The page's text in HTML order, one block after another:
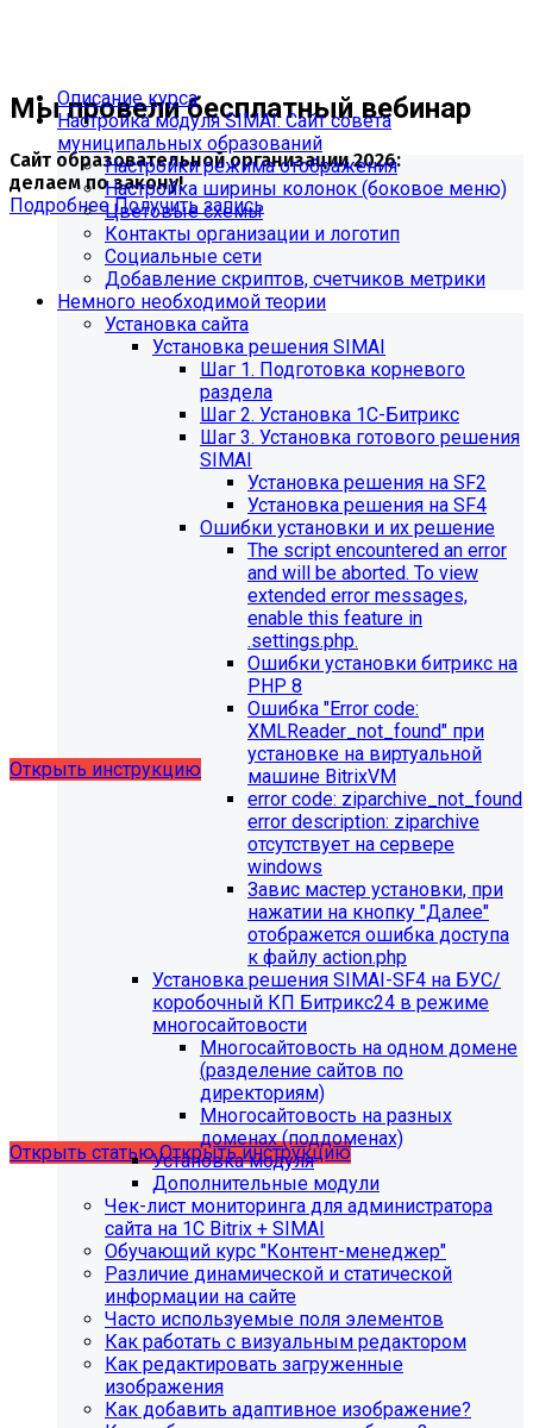
Мы провели бесплатный вебинар
Сайт образовательной организации 2026:
делаем по закону!
ПодробнееПолучить запись
Обновления в разделе
"Педагогический состав"
Для готовых решений, использующих модуль SIMAI-
SF4: Сведения об образовательной организации
выпущено обновление 1.14.11, согласно которому в
разделе "Педагогический состав"
можно разместить документ и скрыть таблицы.
Открыть инструкцию
будет ограничена поддержка продуктов на
PHP версии ниже 8.2.Рекомендуемая версия PHP - 8.4
будет ограничена поддержка продуктов на
MySql версии ниже 8.0.0.Рекомендуемая версия MySql
Открыть статьюОткрыть инструкцию
Мы подготовили чек-лист администратора сайта:
Описание курса
Настройка модуля SIMAI: Сайт совета
муниципальных образований
Настройки режима отображения
Настройка ширины колонок (боковое меню)
Цветовые схемы
Контакты организации и логотип
Социальные сети
Добавление скриптов, счетчиков метрики
Немного необходимой теории
Установка сайта
Установка решения SIMAI
Шаг 1. Подготовка корневого
раздела
Шаг 2. Установка 1С-Битрикс
Шаг 3. Установка готового решения
SIMAI
Установка решения на SF2
Установка решения на SF4
Ошибки установки и их решение
The script encountered an error
and will be aborted. To view
extended error messages,
enable this feature in
.settings.php.
Ошибки установки битрикс на
PHP 8
Ошибка "Error сode:
XMLReader_not_found" при
установке на виртуальной
машине BitrixVM
error сode: ziparchive_not_found
error description: ziparchive
отсутствует на сервере
windows
Завис мастер установки, при
нажатии на кнопку "Далее"
отображется ошибка доступа
к файлу action.php
Установка решения SIMAI-SF4 на БУС/
коробочный КП Битрикс24 в режиме
многосайтовости
Многосайтовость на одном домене
(разделение сайтов по
директориям)
Многосайтовость на разных
доменах (поддоменах)
Установка модуля
Дополнительные модули
Чек-лист мониторинга для администратора
сайта на 1С Bitrix + SIMAI
Обучающий курс "Контент-менеджер"
Различие динамической и статической
информации на сайте
Часто используемые поля элементов
Как работать с визуальным редактором
Как редактировать загруженные
изображения
Как добавить адаптивное изображение?